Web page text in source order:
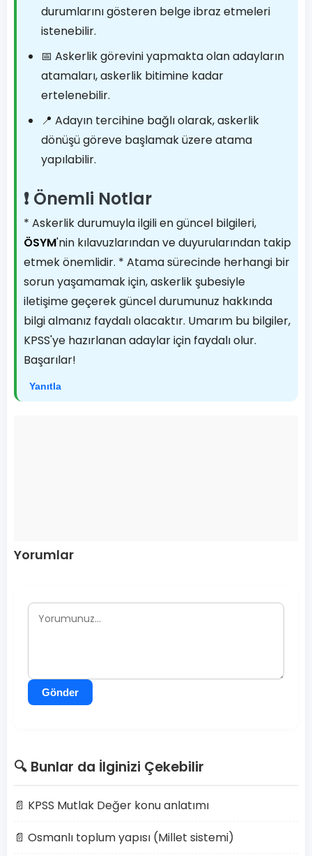
durumlarını gösteren belge ibraz etmeleri
istenebilir.
📅 Askerlik görevini yapmakta olan adayların
atamaları, askerlik bitimine kadar
ertelenebilir.
📍 Adayın tercihine bağlı olarak, askerlik
dönüşü göreve başlamak üzere atama
yapılabilir.
❗ Önemli Notlar
* Askerlik durumuyla ilgili en güncel bilgileri,
ÖSYM'nin kılavuzlarından ve duyurularından takip
etmek önemlidir. * Atama sürecinde herhangi bir
sorun yaşamamak için, askerlik şubesiyle
iletişime geçerek güncel durumunuz hakkında
bilgi almanız faydalı olacaktır. Umarım bu bilgiler,
KPSS'ye hazırlanan adaylar için faydalı olur.
Başarılar!
Yanıtla
Yorumlar
Gönder
🔍 Bunlar da İlginizi Çekebilir
📄 KPSS Mutlak Değer konu anlatımı
📄 Osmanlı toplum yapısı (Millet sistemi)